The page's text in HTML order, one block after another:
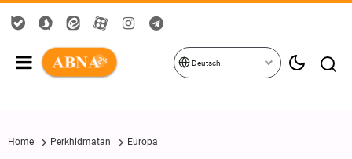
Deutsch
Home Perkhidmatan Europa